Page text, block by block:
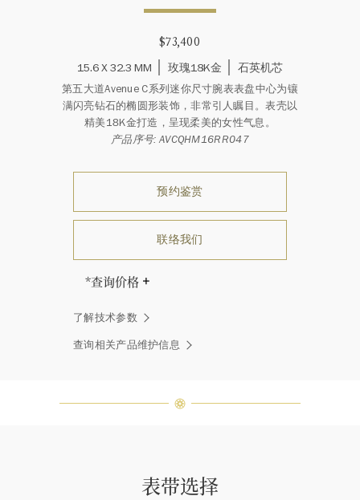
$73,400
15.6 X 32.3 MM
玫瑰18K金 石英机芯
第五大道Avenue C系列迷你尺寸腕表表盘中心为镶
满闪亮钻石的椭圆形装饰，非常引人瞩目。表壳以
精美18K金打造，呈现柔美的女性气息。
产品序号: AVCQHM16RR047
预约鉴赏
联络我们
*查询价格
有两颗相同的钻石。” 海瑞温斯顿的
每一件高级珠宝作品也是如此：每个
宝石皆与众不同而采用独特镶嵌方
了解技术参数
查询相关产品维护信息
表带选择